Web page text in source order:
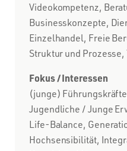
Videokompetenz,
Businesskonzepte,
Einzelhandel, Freie
Struktur und
Fokus / Interessen
(junge)
Jugendliche / Junge
Life-Balance,
Hochsensibilität,